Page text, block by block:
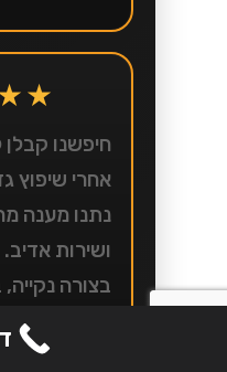
חיפשנו קבלן
אחרי שיפוץ
נתנו מענה
ושירות
בצורה
לקוח פרטי • נס